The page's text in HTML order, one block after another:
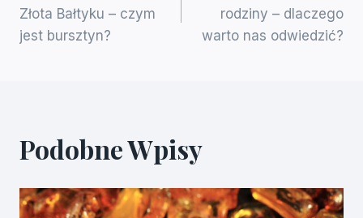
Wpisu
Złota Bałtyku – czym
jest bursztyn?
rodziny – dlaczego
warto nas odwiedzić?
Podobne Wpisy